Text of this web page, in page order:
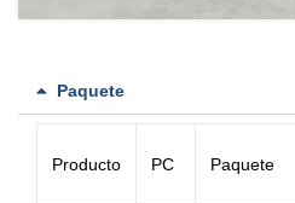
Paquete
Producto PC Paquete